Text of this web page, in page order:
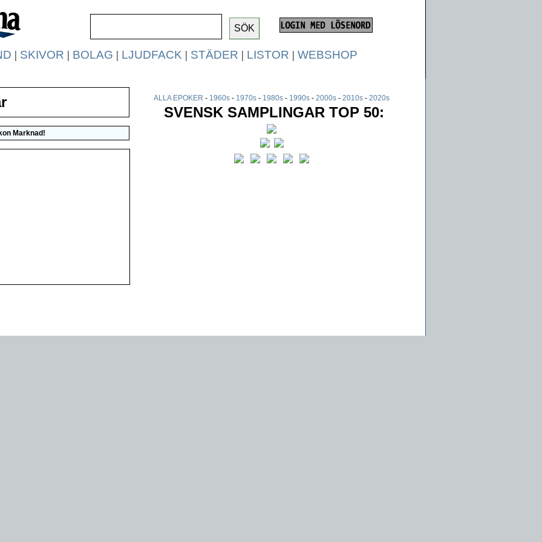
| SKIVOR | BOLAG | LJUDFACK | STÄDER | LISTOR | WEBSHOP
Marknad !
ALLA EPOKER - 1960s - 1970s - 1980s - 1990s - 2000s - 2010s - 2020s
SVENSK SAMPLINGAR TOP 50: